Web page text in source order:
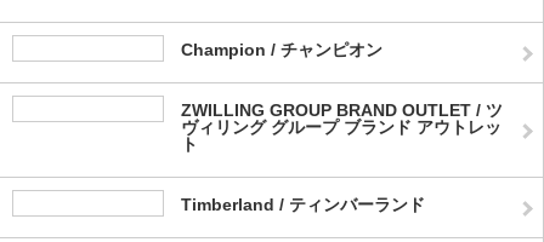
Champion / チャンピオン
ZWILLING GROUP BRAND OUTLET / ツ
ヴィリング グループ ブランド アウトレッ
ト
Timberland / ティンバーランド